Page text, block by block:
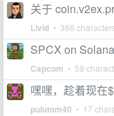
关于
Livid • 366
SPCX on Solana
Capcom • 59
嘿嘿，趁着现在
pulutom40 • 17